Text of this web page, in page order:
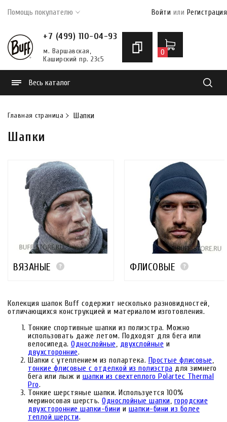
Помощь покупателю Войти или Регистрация
+7 (499) 110-04-93
м. Варшавская,
Каширский пр. 23с5
0
Весь каталог
Главная страница Шапки
Шапки
ВЯЗАНЫЕ ФЛИСОВЫЕ
Колекция шапок Buff содержит несколько разновидностей,
отличающихся конструкцией и материалом изготовления.
Тонкие спортивные шапки из полиэстра. Можно
использовать даже летом. Подходят для бега или
велосипеда. Однослойные, двухслойные и
двухсторонние.
Шапки с утеплением из полартека. Простые флисовые,
тонкие флисовые с отделкой из полиэстра для зимнего
бега или лыж и шапки из свехтеплого Polartec Thermal
Pro.
Тонкие шерстяные шапки. Используется 100%
мериносовая шерсть. Однослойные шапки, городские
двухсторонние шапки-бини и шапки-бини из более
теплой шерсти.